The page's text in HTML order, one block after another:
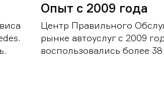
Опыт с 2009 года
Центр Правильного
рынке автоуслуг с 2009
воспользовались более